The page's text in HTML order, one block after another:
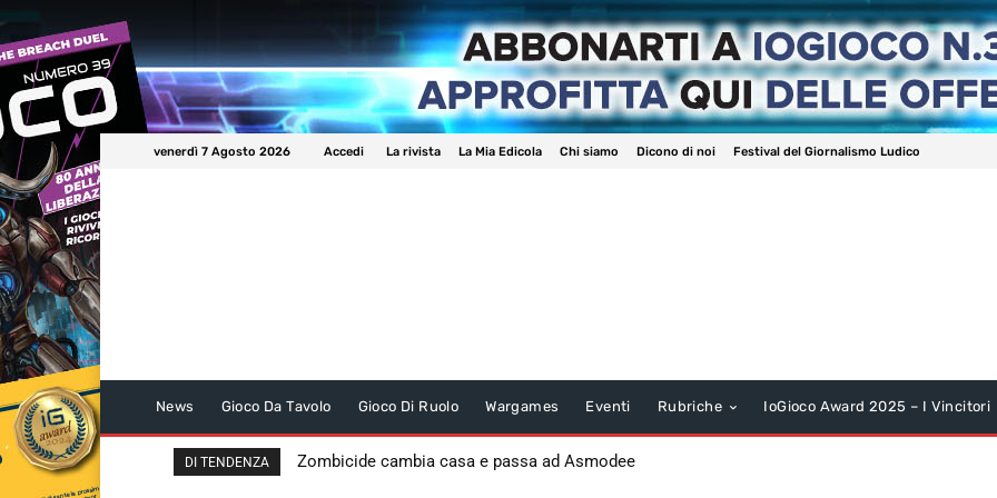
venerdì 7 Agosto 2026 Accedi La rivista La Mia Edicola Chi siamo Dicono di noi Festival del Giornalismo Ludico
News Gioco Da Tavolo Gioco Di Ruolo Wargames Eventi Rubriche IoGioco Award 2025 – I Vincitori
DI TENDENZA Zombicide cambia casa e passa ad Asmodee